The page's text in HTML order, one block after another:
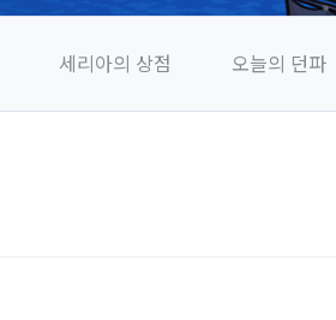
세리아의 상점 오늘의 던파